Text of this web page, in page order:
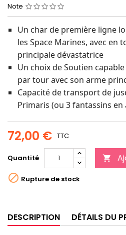
Note
Un char de première ligne
les Space Marines, avec en
principale dévastatrice
Un choix de Soutien
par tour avec son arme
Capacité de transport de
Primaris (ou 3 fantassins
72,00 € TTC
Quantité 
 Rupture de stock
DESCRIPTION DÉTAILS DU